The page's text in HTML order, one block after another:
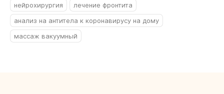
нейрохирургия
лечение фронтита
анализ на антитела к коронавирусу на дому
массаж вакуумный